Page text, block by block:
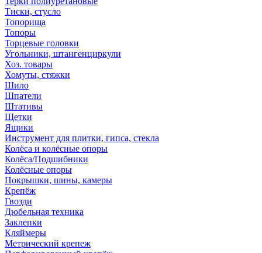
Тиски, стусло
Топорища
Топоры
Торцевые головки
Угольники, штангенциркули
Хоз. товары
Хомуты, стяжки
Шило
Шпатели
Штативы
Щетки
Ящики
Инструмент для плитки, гипса, стекла
Колёса и колёсные опоры
Колёса/Подшибники
Колёсные опоры
Покрышки, шины, камеры
Крепёж
Гвозди
Дюбельная техника
Заклепки
Кляймеры
Метрический крепеж